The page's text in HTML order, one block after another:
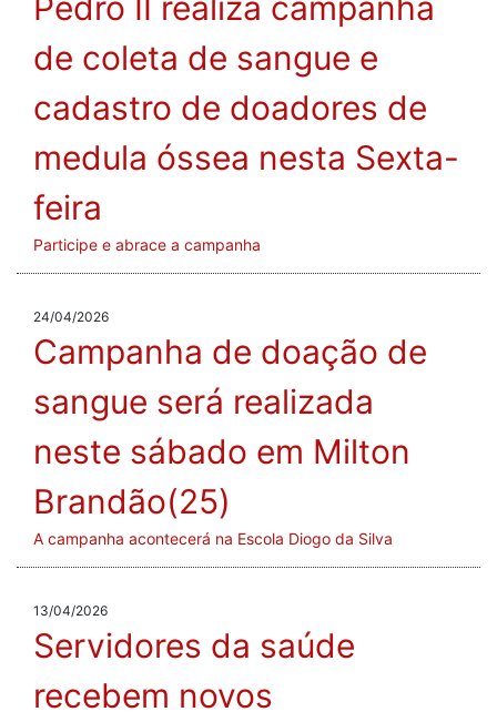
Pedro II realiza campanha
de coleta de sangue e
cadastro de doadores de
medula óssea nesta Sexta-
feira
Participe e abrace a campanha
24/04/2026
Campanha de doação de
sangue será realizada
neste sábado em Milton
Brandão(25)
A campanha acontecerá na Escola Diogo da Silva
13/04/2026
Servidores da saúde
recebem novos